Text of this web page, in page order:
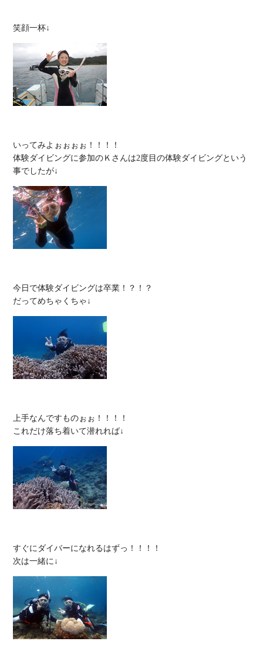
いってみよぉぉぉぉ！！！！
体験ダイビングに参加のＫさんは2度目の体験ダイビングという
今日で体験ダイビングは卒業！？！？
上手なんですものぉぉ！！！！
すぐにダイバーになれるはずっ！！！！